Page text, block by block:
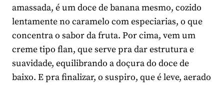
amassada, é um doce de banana mesmo, cozido
lentamente no caramelo com especiarias, o que
concentra o sabor da fruta. Por cima, vem um
creme tipo flan, que serve pra dar estrutura e
suavidade, equilibrando a doçura do doce de
baixo. E pra finalizar, o suspiro, que é leve, aerado